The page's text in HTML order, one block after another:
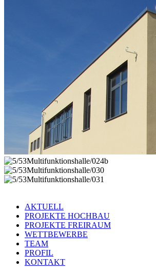
AKTUELL
PROJEKTE HOCHBAU
PROJEKTE FREIRAUM
WETTBEWERBE
TEAM
PROFIL
KONTAKT